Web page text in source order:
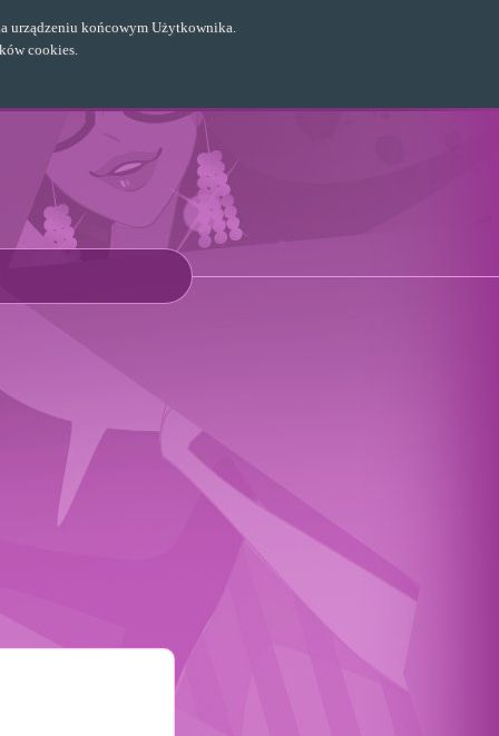
urządzeniu końcowym Użytkownika.
cookies.